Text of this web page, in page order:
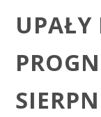
UPAŁY